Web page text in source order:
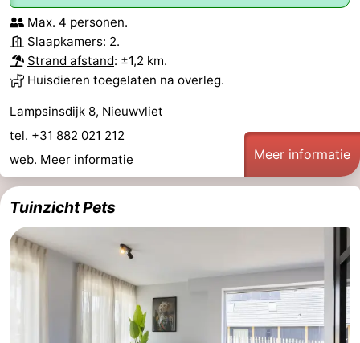
Max. 4 personen.
Slaapkamers: 2.
Strand afstand: ±1,2 km.
Huisdieren toegelaten na overleg.
Lampsinsdijk 8, Nieuwvliet
tel. +31 882 021 212
web. Meer informatie Meer informatie
Tuinzicht Pets